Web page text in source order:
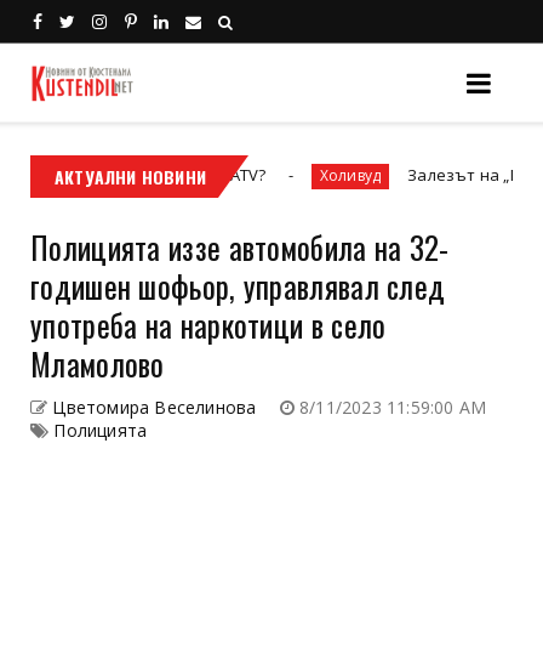
АКТУАЛНИ НОВИНИ
мотор или ATV? Холивуд Залезът на
Полицията иззе автомобила на 32-
годишен шофьор, управлявал след
употреба на наркотици в село
Мламолово
Цветомира Веселинова
8/11/2023 11:59:00 AM
Полицията